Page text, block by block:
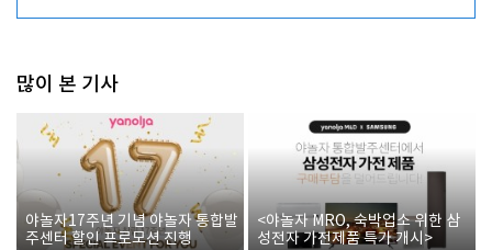
많이 본 기사
야놀자17주년 기념 야놀자 통합발
주센터 할인 프로모션 진행
<야놀자 MRO, 숙박업소 위한 삼
성전자 가전제품 특가 개시>